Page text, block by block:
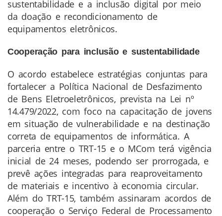
sustentabilidade e a inclusão digital por meio
da doação e recondicionamento de
equipamentos eletrônicos.
Cooperação para inclusão e sustentabilidade
O acordo estabelece estratégias conjuntas para
fortalecer a Política Nacional de Desfazimento
de Bens Eletroeletrônicos, prevista na Lei nº
14.479/2022, com foco na capacitação de jovens
em situação de vulnerabilidade e na destinação
correta de equipamentos de informática. A
parceria entre o TRT-15 e o MCom terá vigência
inicial de 24 meses, podendo ser prorrogada, e
prevê ações integradas para reaproveitamento
de materiais e incentivo à economia circular.
Além do TRT-15, também assinaram acordos de
cooperação o Serviço Federal de Processamento